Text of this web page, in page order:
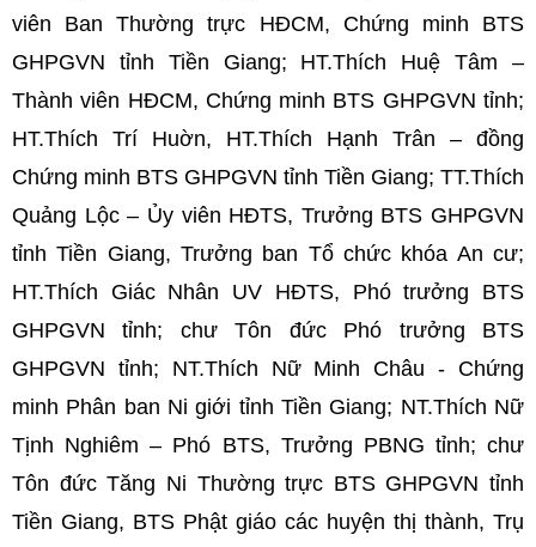
viên Ban Thường trực HĐCM, Chứng minh BTS
GHPGVN tỉnh Tiền Giang; HT.Thích Huệ Tâm –
Thành viên HĐCM, Chứng minh BTS GHPGVN tỉnh;
HT.Thích Trí Huờn, HT.Thích Hạnh Trân – đồng
Chứng minh BTS GHPGVN tỉnh Tiền Giang; TT.Thích
Quảng Lộc – Ủy viên HĐTS, Trưởng BTS GHPGVN
tỉnh Tiền Giang, Trưởng ban Tổ chức khóa An cư;
HT.Thích Giác Nhân UV HĐTS, Phó trưởng BTS
GHPGVN tỉnh; chư Tôn đức Phó trưởng BTS
GHPGVN tỉnh; NT.Thích Nữ Minh Châu - Chứng
minh Phân ban Ni giới tỉnh Tiền Giang; NT.Thích Nữ
Tịnh Nghiêm – Phó BTS, Trưởng PBNG tỉnh; chư
Tôn đức Tăng Ni Thường trực BTS GHPGVN tỉnh
Tiền Giang, BTS Phật giáo các huyện thị thành, Trụ